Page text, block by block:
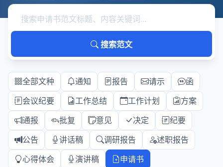
搜索范文
全部文种 通知 报告 请示
函
会议纪要
工作总结 工作计划
方案
通报
批复 意见 决定
纪要
公告
讲话稿 调研报告
述职报告
心得体会
演讲稿
申请书